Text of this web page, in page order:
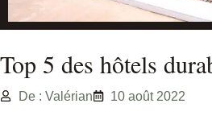
Top 5 des hôtels
De : Valérian 10 août 2022